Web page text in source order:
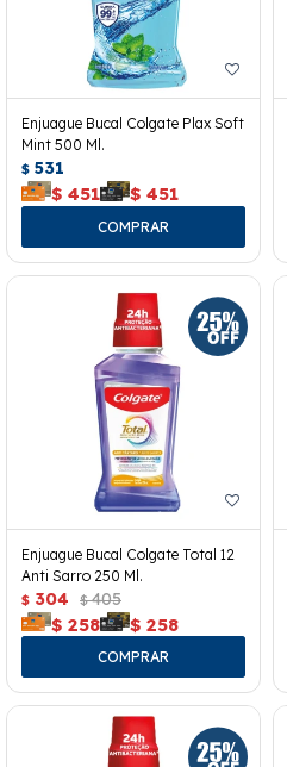
Enjuague Bucal Colgate Plax Soft
Mint 500 Ml.
$ 531
$ 451 $ 451
Enjuague Bucal Colgate Total 12
Anti Sarro 250 Ml.
$ 304 $ 405
$ 258 $ 258